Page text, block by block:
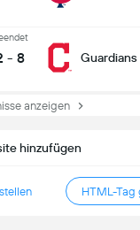
- 8 Guardians
anzeigen
hinzufügen
HTML-Tag